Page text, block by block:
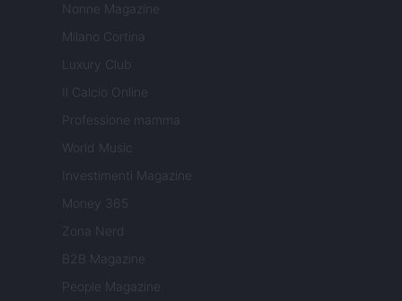
Nonne Magazine
Milano Cortina
Luxury Club
Il Calcio Online
Professione mamma
World Music
Investimenti Magazine
Money 365
Zona Nerd
B2B Magazine
People Magazine